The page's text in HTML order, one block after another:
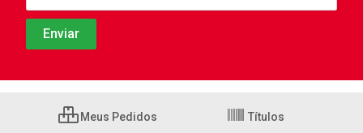
Meus Pedidos Títulos